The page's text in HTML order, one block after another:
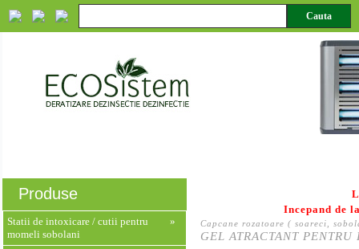
Produse
Statii de intoxicare / cutii pentru
momeli sobolani
»
Incepand de
Capcane rozatoare ( soareci,
GEL ATRACTANT PENTRU